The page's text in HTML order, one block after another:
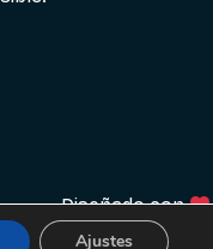
Diseñado con
Ajustes